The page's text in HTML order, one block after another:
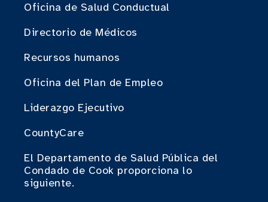
Oficina de Salud Conductual
Directorio de Médicos
Recursos humanos
Oficina del Plan de Empleo
Liderazgo Ejecutivo
CountyCare
El Departamento de Salud Pública del
Condado de Cook proporciona lo
siguiente.